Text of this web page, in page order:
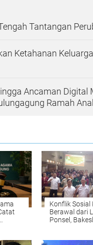
Tantangan
Ketahanan
Ancaman Digital
Ramah
Konflik Sosial
Berawal dari
Ponsel,